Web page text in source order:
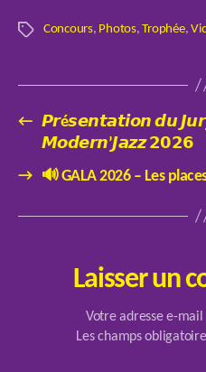
ÉtiquettesConcours, Photos,Trophée,
← 𝙋𝙧é𝙨𝙚𝙣𝙩𝙖𝙩𝙞𝙤𝙣 𝙙𝙪
𝙈𝙤𝙙𝙚𝙧𝙣’𝙅𝙖𝙯𝙯 𝟮𝟬𝟮𝟲
→
🔊 GALA 2026 – Les
Laisser un
Votre adresse e-
Les champs